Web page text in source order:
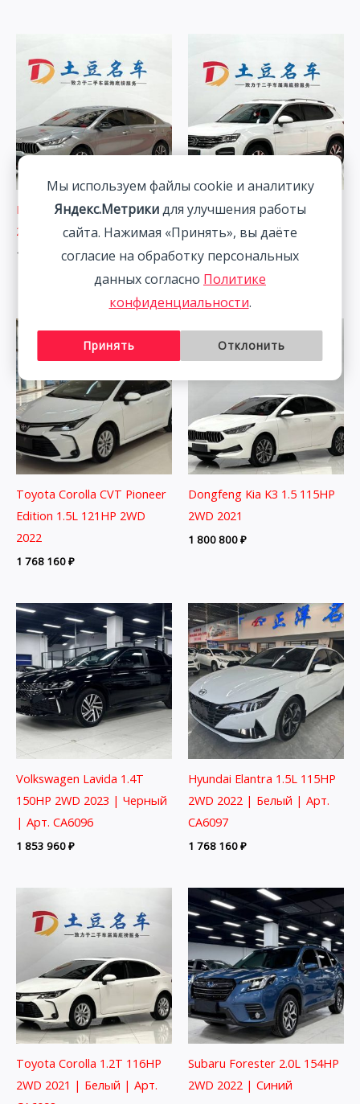
Dongfeng Kia K3 1.4T 130HP
2WD 2021
1 865 160₽
Volkswagen Tanyue 1.4T
150HP 2WD 2022 | Белый |
Арт. CA6092
2 391 560₽
Toyota Corolla CVT Pioneer
Edition 1.5L 121HP 2WD
2022
1 768 160₽
Dongfeng Kia K3 1.5 115HP
2WD 2021
1 800 800₽
Volkswagen Lavida 1.4T
150HP 2WD 2023 | Черный
| Арт. CA6096
1 853 960₽
Hyundai Elantra 1.5L 115HP
2WD 2022 | Белый | Арт.
CA6097
1 768 160₽
Toyota Corolla 1.2T 116HP
2WD 2021 | Белый | Арт.
Subaru Forester 2.0L 154HP
2WD 2022 | Синий
Мы используем файлы cookie и аналитику
Яндекс.Метрикидля улучшения работы
сайта. Нажимая «Принять», вы даёте
согласие на обработку персональных
данных согласно Политике
конфиденциальности.
Принять Отклонить